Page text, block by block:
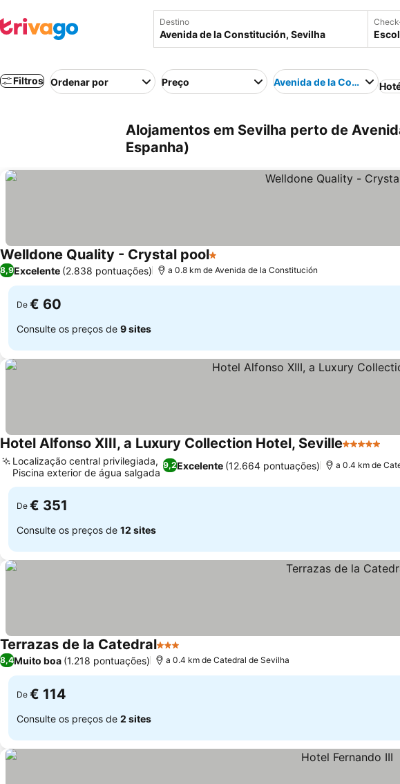
Destino
Filtros Ordenar por Preço Avenida de la Constitución
Alojamentos em Sevilha perto de
Espanha)
Welldone Quality - Crystal pool1 Estrelas
8,9Excelente (2.838 pontuações) a 0.8 km de Avenida de la Constitución
De € 60
Consulte os preços de 9 sites
Hotel Alfonso XIII, a Luxury Collection Hotel, Seville5 Estrelas
9,2Excelente (12.664 pontuações)
Localização central privilegiada,
Piscina exterior de água salgada
a 0.4 km de
De € 351
Consulte os preços de 12 sites
Terrazas de la Catedral3 Estrelas
8,4Muito boa (1.218 pontuações) a 0.4 km de Catedral de Sevilha
De € 114
Consulte os preços de 2 sites